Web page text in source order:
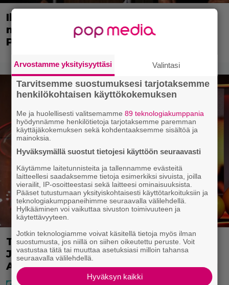
Illalla tv:ssä: Poliisiopiston jatko-osa
missasi tulevan tähtinäyttelijän – Bill
Paxton valitsi scifi-klassikon
Täällä pelattiin lauantain Loton ja
Jokerin isot rahat – Tokmannilla,
ABC:lla, netissä…
Arvostamme yksityisyyttäsi Valintasi
Tarvitsemme suostumuksesi tarjotaksemme
henkilökohtaisen käyttökokemuksen
Me ja huolellisesti valitsemamme89 teknologiakumppania
hyödynnämme henkilötietoja tarjotaksemme paremman
käyttäjäkokemuksen sekä kohdentaaksemme sisältöä ja
mainoksia.
Hyväksymällä suostut tietojesi käyttöön seuraavasti
Käytämme laitetunnisteita ja tallennamme evästeitä
laitteellesi saadaksemme tietoja esimerkiksi sivuista, joilla
vierailit, IP-osoitteestasi sekä laitteesi ominaisuuksista.
Pääset tutustumaan yksityiskohtaisesti käyttötarkoituksiin ja
teknologiakumppaneihimme seuraavalla välilehdellä.
Hylkääminen voi vaikuttaa sivuston toimivuuteen ja
käytettävyyteen.
Jotkin teknologiamme voivat käsitellä tietoja myös ilman
suostumusta, jos niillä on siihen oikeutettu peruste. Voit
vastustaa tätä tai muuttaa asetuksiasi milloin tahansa
seuraavalla välilehdellä.
Hyväksyn kaikki